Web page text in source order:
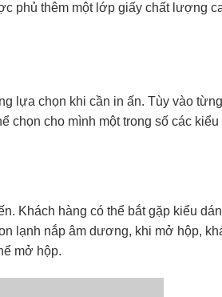
phủ thêm một lớp giấy chất lượng
lựa chọn khi cần in ấn. Tùy vào
chọn cho mình một trong số các kiểu
Khách hàng có thể bắt gặp kiểu
lạnh nắp âm dương, khi mở hộp,
mở hộp.